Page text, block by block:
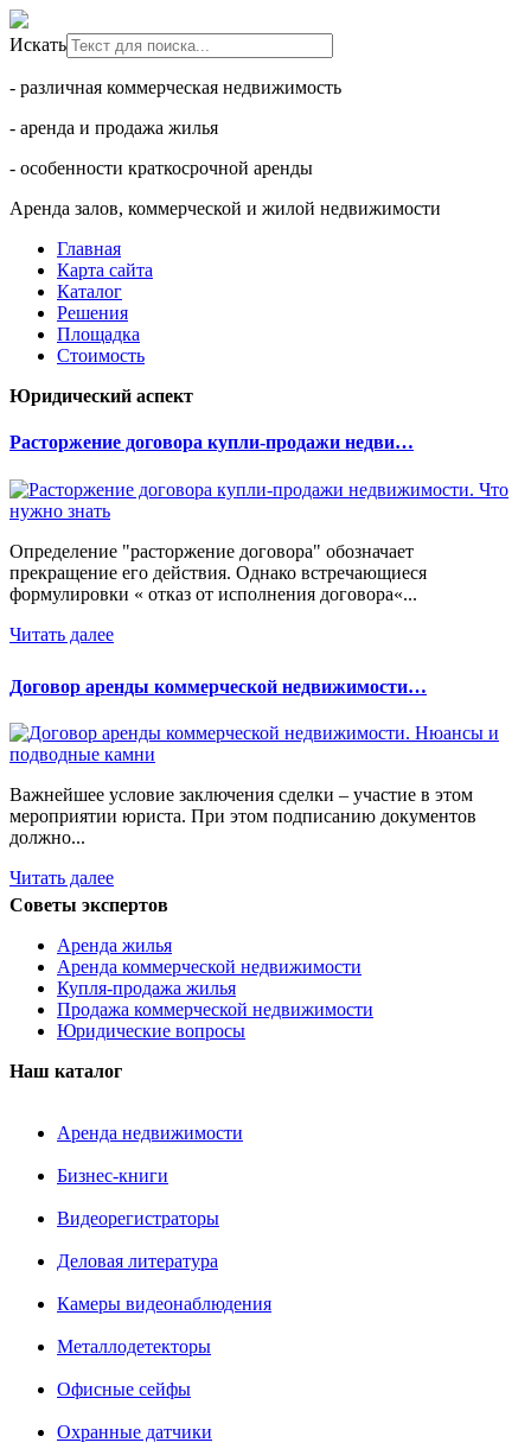
Искать
- различная коммерческая недвижимость
- аренда и продажа жилья
- особенности краткосрочной аренды
Аренда залов, коммерческой и жилой недвижимости
Главная
Карта сайта
Каталог
Решения
Площадка
Стоимость
Юридический аспект
Расторжение договора купли-продажи недви…
Определение "расторжение договора" обозначает
прекращение его действия. Однако встречающиеся
формулировки « отказ от исполнения договора«...
Читать далее
Договор аренды коммерческой недвижимости…
Важнейшее условие заключения сделки – участие в этом
мероприятии юриста. При этом подписанию документов
должно...
Читать далее
Советы экспертов
Аренда жилья
Аренда коммерческой недвижимости
Купля-продажа жилья
Продажа коммерческой недвижимости
Юридические вопросы
Наш каталог
Аренда недвижимости
Бизнес-книги
Видеорегистраторы
Деловая литература
Камеры видеонаблюдения
Металлодетекторы
Офисные сейфы
Охранные датчики